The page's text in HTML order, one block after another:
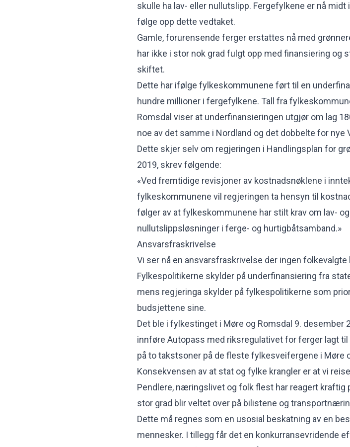
skulle ha lav- eller nullutslipp. Fergefylkene er nå midt
følge opp dette vedtaket.
Gamle, forurensende ferger erstattes nå med
har ikke i stor nok grad fulgt opp med finansiering og
skiftet.
Dette har ifølge fylkeskommunene ført til en
hundre millioner i fergefylkene. Tall fra
Romsdal viser at underfinansieringen utgjør om lag
noe av det samme i Nordland og det dobbelte for nye
Dette skjer selv om regjeringen i Handlingsplan for
2019, skrev følgende:
«Ved fremtidige revisjoner av kostnadsnøklene i
fylkeskommunene vil regjeringen ta hensyn til
følger av at fylkeskommunene har stilt krav om lav- og
nullutslippsløsninger i ferge- og hurtigbåtsamband.»
Ansvarsfraskrivelse
Vi ser nå en ansvarsfraskrivelse der ingen folkevalgte
Fylkespolitikerne skylder på underfinansiering fra
mens regjeringa skylder på fylkespolitikerne som
budsjettene sine.
Det ble i fylkestinget i Møre og Romsdal 9. desember
innføre Autopass med riksregulativet for ferger lagt til
på to takstsoner på de fleste fylkesveifergene i Møre
Konsekvensen av at stat og fylke krangler er at vi
Pendlere, næringslivet og folk flest har reagert kraftig
stor grad blir veltet over på bilistene og
Dette må regnes som en usosial beskatning av en
mennesker. I tillegg får det en konkurransevridende